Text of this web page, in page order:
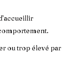
ou trop élevé par